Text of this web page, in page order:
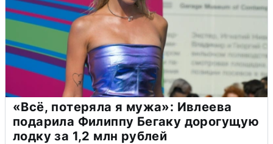
«Всё, потеряла я мужа»: Ивлеева
подарила Филиппу Бегаку дорогущую
лодку за 1,2 млн рублей